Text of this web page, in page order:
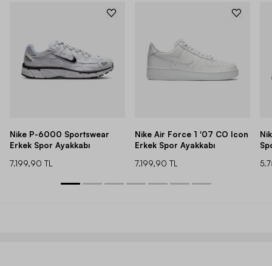
Nike P-6000 Sportswear
Erkek Spor Ayakkabı
7.199,90 TL
Nike Air Force 1 '07 CO Icon
Erkek Spor Ayakkabı
7.199,90 TL